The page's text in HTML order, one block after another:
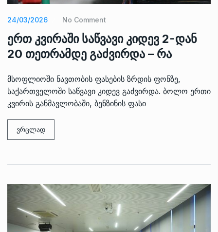
24/03/2026 No Comment
ერთ კვირაში საწვავი კიდევ 2-დან
20 თეთრამდე გაძვირდა – რა
მსოფლიოში ნავთობის ფასების ზრდის ფონზე,
საქართველოში საწვავი კიდევ გაძვირდა. ბოლო ერთი
კვირის განმავლობაში, ბენზინის ფასი
ვრცლად